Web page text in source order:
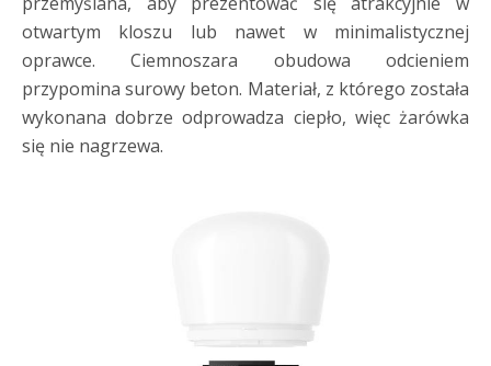
otwartym kloszu lub nawet w minimalistycznej
oprawce. Ciemnoszara obudowa odcieniem
przypomina surowy beton. Materiał, z którego została
wykonana dobrze odprowadza ciepło, więc żarówka
się nie nagrzewa.